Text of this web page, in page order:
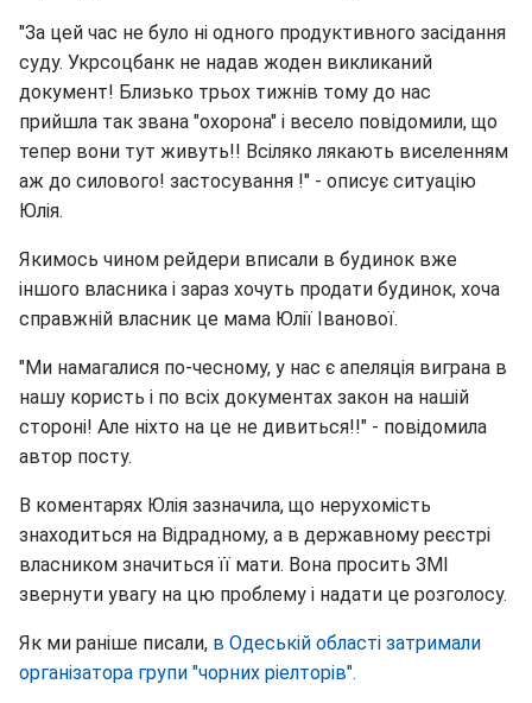
"За цей час не було ні одного продуктивного засідання
суду. Укрсоцбанк не надав жоден викликаний
документ! Близько трьох тижнів тому до нас
прийшла так звана "охорона" і весело повідомили, що
тепер вони тут живуть!! Всіляко лякають виселенням
аж до силового! застосування !" - описує ситуацію
Юлія.
Якимось чином рейдери вписали в будинок вже
іншого власника і зараз хочуть продати будинок, хоча
справжній власник це мама Юлії Іванової.
"Ми намагалися по-чесному, у нас є апеляція виграна в
нашу користь і по всіх документах закон на нашій
стороні! Але ніхто на це не дивиться!!" - повідомила
автор посту.
В коментарях Юлія зазначила, що нерухомість
знаходиться на Відрадному, а в державному реєстрі
власником значиться її мати. Вона просить ЗМІ
звернути увагу на цю проблему і надати це розголосу.
Як ми раніше писали, в Одеській області затримали
організатора групи "чорних ріелторів".